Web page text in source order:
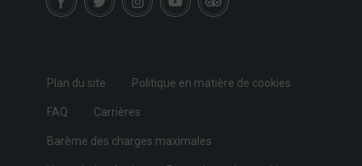
Plan du site Politique en matière de cookies
FAQ Carrières
Barème des charges maximales